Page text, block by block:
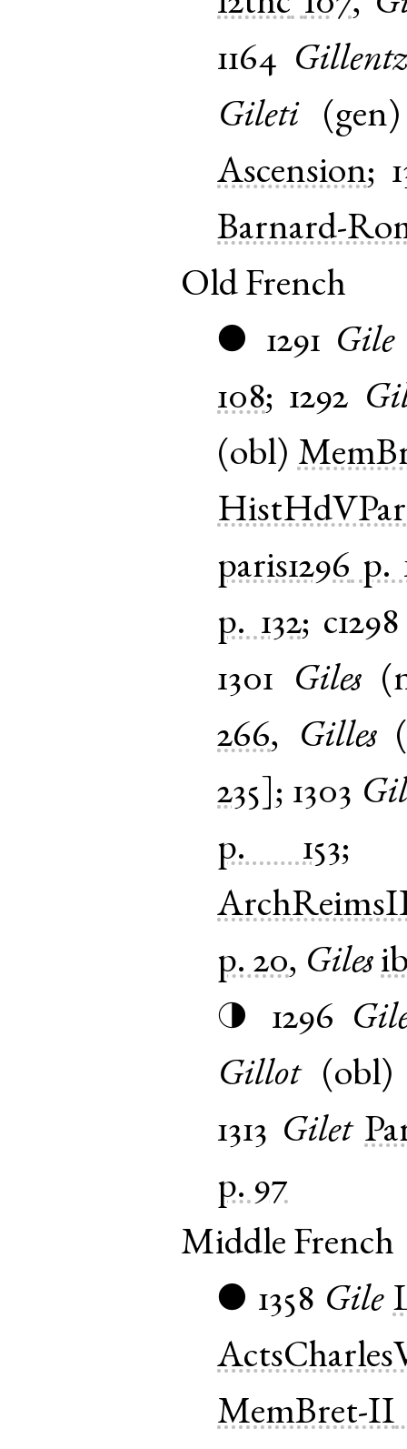
1164 Gillentz
Gileti(gen
Ascension;
Barnard-
Old French
● 1291 Gile
108; 1292
(obl)
paris1296 p.
p. 132; c1298
1301
Giles(
266, Gilles
235] ; 1303
p. 153;
p. 20, Giles
◑ 1296
Gillot(obl
1313 Gilet
p. 97
Middle French
● 1358 Gile
MemBret-II